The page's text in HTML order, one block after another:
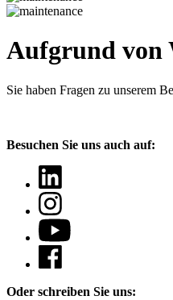
Aufgrund von
Sie haben Fragen zu unserem
Besuchen Sie uns auch auf:
Oder schreiben Sie uns: